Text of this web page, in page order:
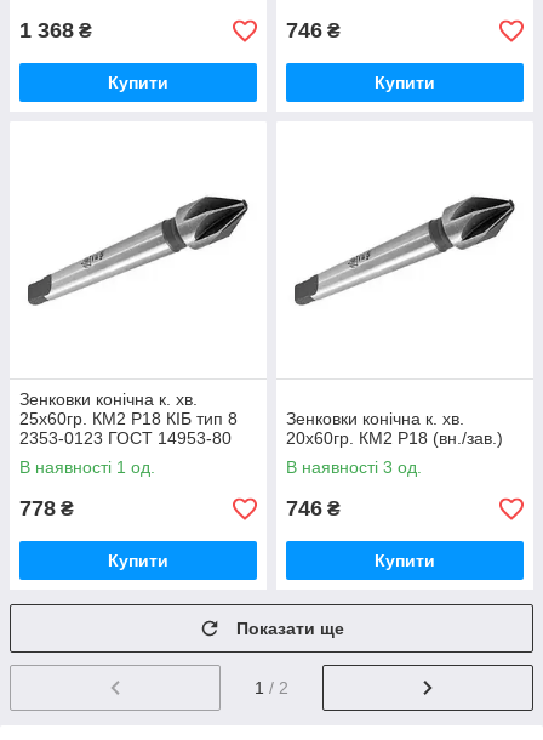
1 368 ₴
Купити
746 ₴
Купити
Зенковки конічна к. хв.
25х60гр. КМ2 Р18 КІБ тип 8
2353-0123 ГОСТ 14953-80
(ВІЗ)
В наявності 1 од.
778 ₴
Купити
Зенковки конічна к. хв.
20х60гр. КМ2 Р18 (вн./зав.)
В наявності 3 од.
746 ₴
Купити
Показати ще
1 / 2